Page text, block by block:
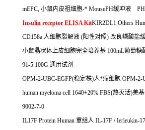
mEPC, 小鼠内皮祖细胞-* MousePH缓冲液
Insulin receptor ELISA KitKIR2DL1 Others
CD158a 人细胞裂解液 (阳性对照) 改良嶙酸盐
小鼠晶状体上皮细胞完全培养基 100mL葡萄糖
91-5 100G 通用试剂
OPM-2-UBC-EGFP(稳定株)人*瘤细胞 OPM-2-
human myeloma cell 1640+20% FBS(热灭活)羌
9002-7-0
IL17F Protein Human 重组人 IL-17F / Ierleukin-